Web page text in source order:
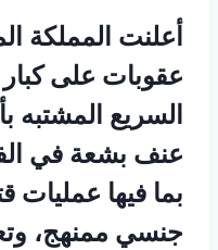
أعلنت المملكة
عقوبات على
السريع المشتبه
عنف بشعة في
بما فيها
جنسي ممنهج،